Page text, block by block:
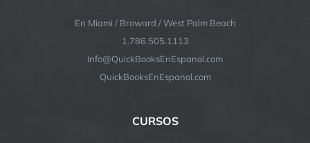
En Miami / Broward / West Palm Beach
1.786.505.1113
info@QuickBooksEnEspanol.com
QuickBooksEnEspanol.com
CURSOS